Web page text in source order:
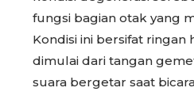
fungsi bagian otak yang
Kondisi ini bersifat ringan
dimulai dari tangan
suara bergetar saat